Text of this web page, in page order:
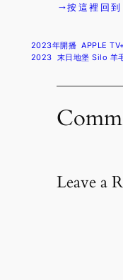
→按這裡回
2023年開播 APPLE
2023 末日地堡 Silo 羊
Leave a